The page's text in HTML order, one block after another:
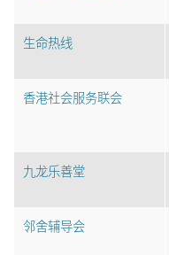
生命热线
香港社会服务联会
九龙乐善堂
邻舍辅导会